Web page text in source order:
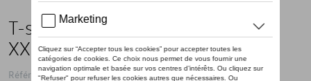
T-shirt VW California, vert clair -
XXL
Référence: 7TG084200E 622